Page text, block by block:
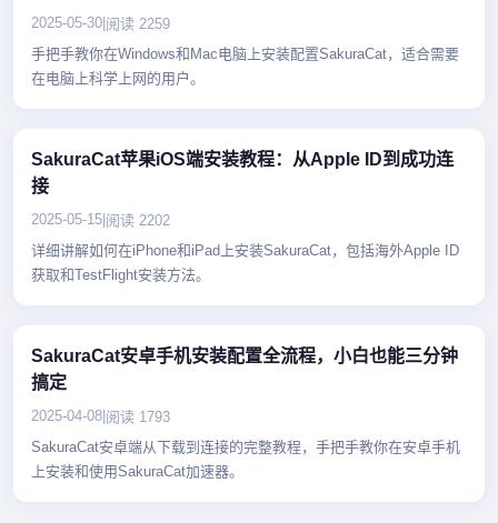
2025-05-30 阅读 2259
手把手教你在Windows和Mac电脑上安装配置SakuraCat，适合需要
在电脑上科学上网的用户。
SakuraCat苹果iOS端安装教程：从Apple ID到成功连
接
2025-05-15 阅读 2202
详细讲解如何在iPhone和iPad上安装SakuraCat，包括海外Apple ID
获取和TestFlight安装方法。
SakuraCat安卓手机安装配置全流程，小白也能三分钟
搞定
2025-04-08 阅读 1793
SakuraCat安卓端从下载到连接的完整教程，手把手教你在安卓手机
上安装和使用SakuraCat加速器。